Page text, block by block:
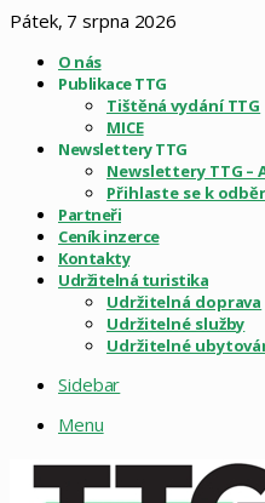
Pátek, 7 srpna 2026
O nás
Publikace TTG
Tištěná vydání TTG
MICE
Newslettery TTG
Newslettery TTG –
Přihlaste se k
Partneři
Ceník inzerce
Kontakty
Udržitelná turistika
Udržitelná doprava
Udržitelné služby
Udržitelné
Sidebar
Menu